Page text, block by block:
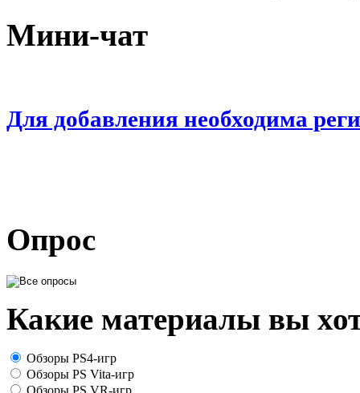
Мини-чат
Для добавления необходима
Опрос
Какие материалы вы
Обзоры PS4-игр
Обзоры PS Vita-игр
Обзоры PS VR-игр